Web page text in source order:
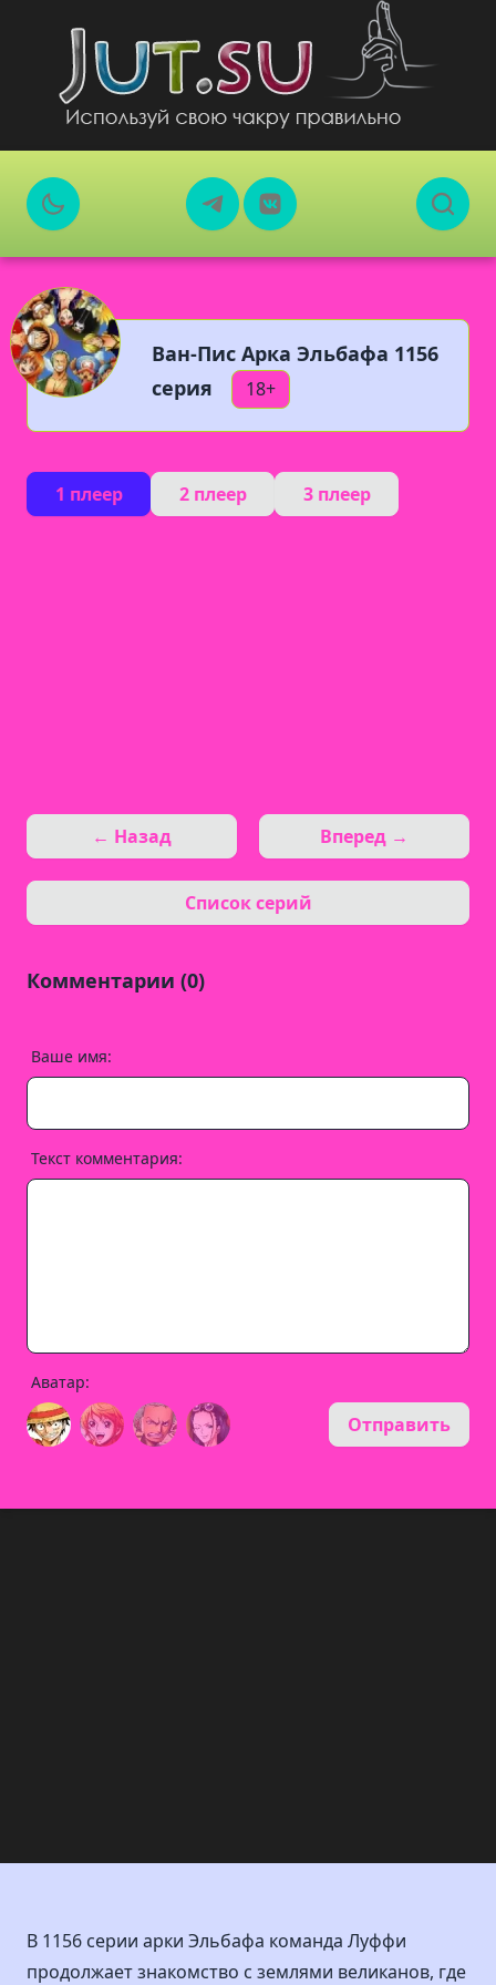
Ван-Пис Арка Эльбафа 1156
серия
18+
1 плеер 2 плеер 3 плеер
← Назад
Список серий
Вперед →
Комментарии (0)
Ваше имя:
Текст комментария:
Аватар:
Отправить
В 1156 серии арки Эльбафа команда Луффи
продолжает знакомство с землями великанов, где